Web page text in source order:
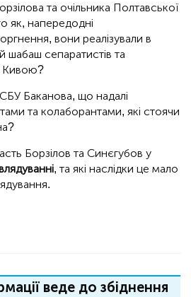
та очільника Полтавської
як, напередодні
вони реалізували в
шабаш сепаратистів та
Кивою?
Баканова, що надалі
та колаборантами, які стоячи
Борзілов та Синєгубов у
, та які наслідки це мало
веде до збіднення